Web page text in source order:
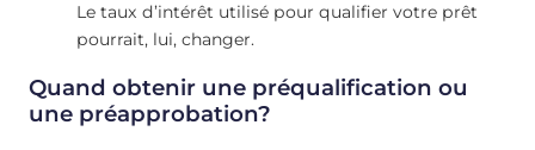
Le taux d’intérêt utilisé pour qualifier votre prêt
pourrait, lui, changer.
Quand obtenir une préqualification ou
une préapprobation?